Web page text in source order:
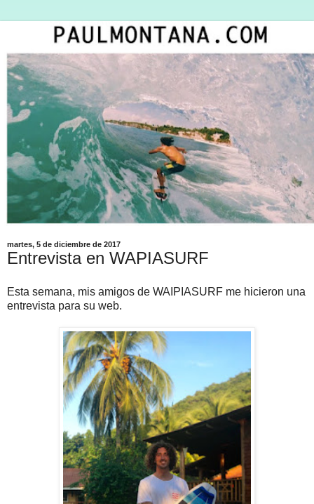
martes, 5 de diciembre de 2017
Entrevista en WAPIASURF
Esta semana, mis amigos de WAIPIASURF me hicieron una
entrevista para su web.